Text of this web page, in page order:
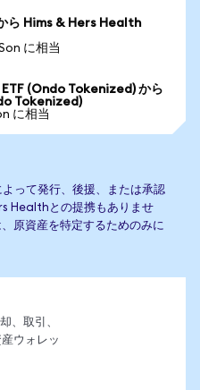
ら Hims & Hers Health
に相当
(Ondo Tokenized) から
Tokenized)
に相当
って発行、後援、または承認
Healthとの提携もありませ
原資産を特定するためのみに
、取引、
ウォレッ